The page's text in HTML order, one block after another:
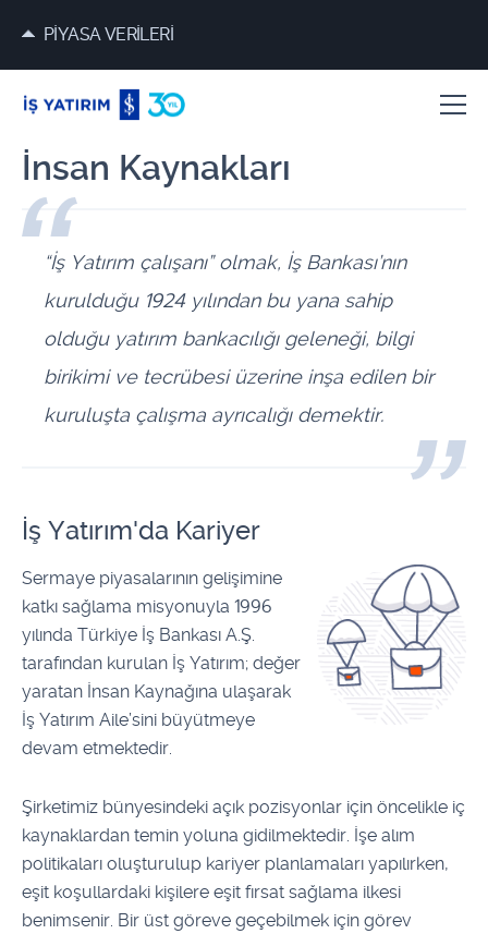
PİYASA VERİLERİ
İnsan Kaynakları
“İş Yatırım çalışanı” olmak, İş Bankası’nın
kurulduğu 1924 yılından bu yana sahip
olduğu yatırım bankacılığı geleneği, bilgi
birikimi ve tecrübesi üzerine inşa edilen bir
kuruluşta çalışma ayrıcalığı demektir.
İş Yatırım'da Kariyer
Sermaye piyasalarının gelişimine
katkı sağlama misyonuyla 1996
yılında Türkiye İş Bankası A.Ş.
tarafından kurulan İş Yatırım; değer
yaratan İnsan Kaynağına ulaşarak
İş Yatırım Aile’sini büyütmeye
devam etmektedir.
Şirketimiz bünyesindeki açık pozisyonlar için öncelikle iç
kaynaklardan temin yoluna gidilmektedir. İşe alım
politikaları oluşturulup kariyer planlamaları yapılırken,
eşit koşullardaki kişilere eşit fırsat sağlama ilkesi
benimsenir. Bir üst göreve geçebilmek için görev